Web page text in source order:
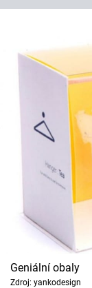
Geniální obaly
Zdroj: yankodesign